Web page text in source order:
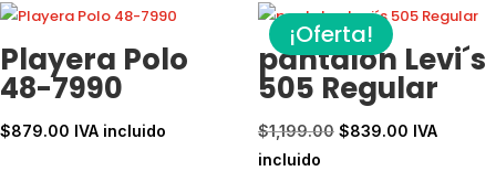
Playera Polo
48-7990
$879.00 IVA incluido
¡Oferta!
pantalon Levi´s
505 Regular
$1,199.00 El
$839.00ElIVA
incluido